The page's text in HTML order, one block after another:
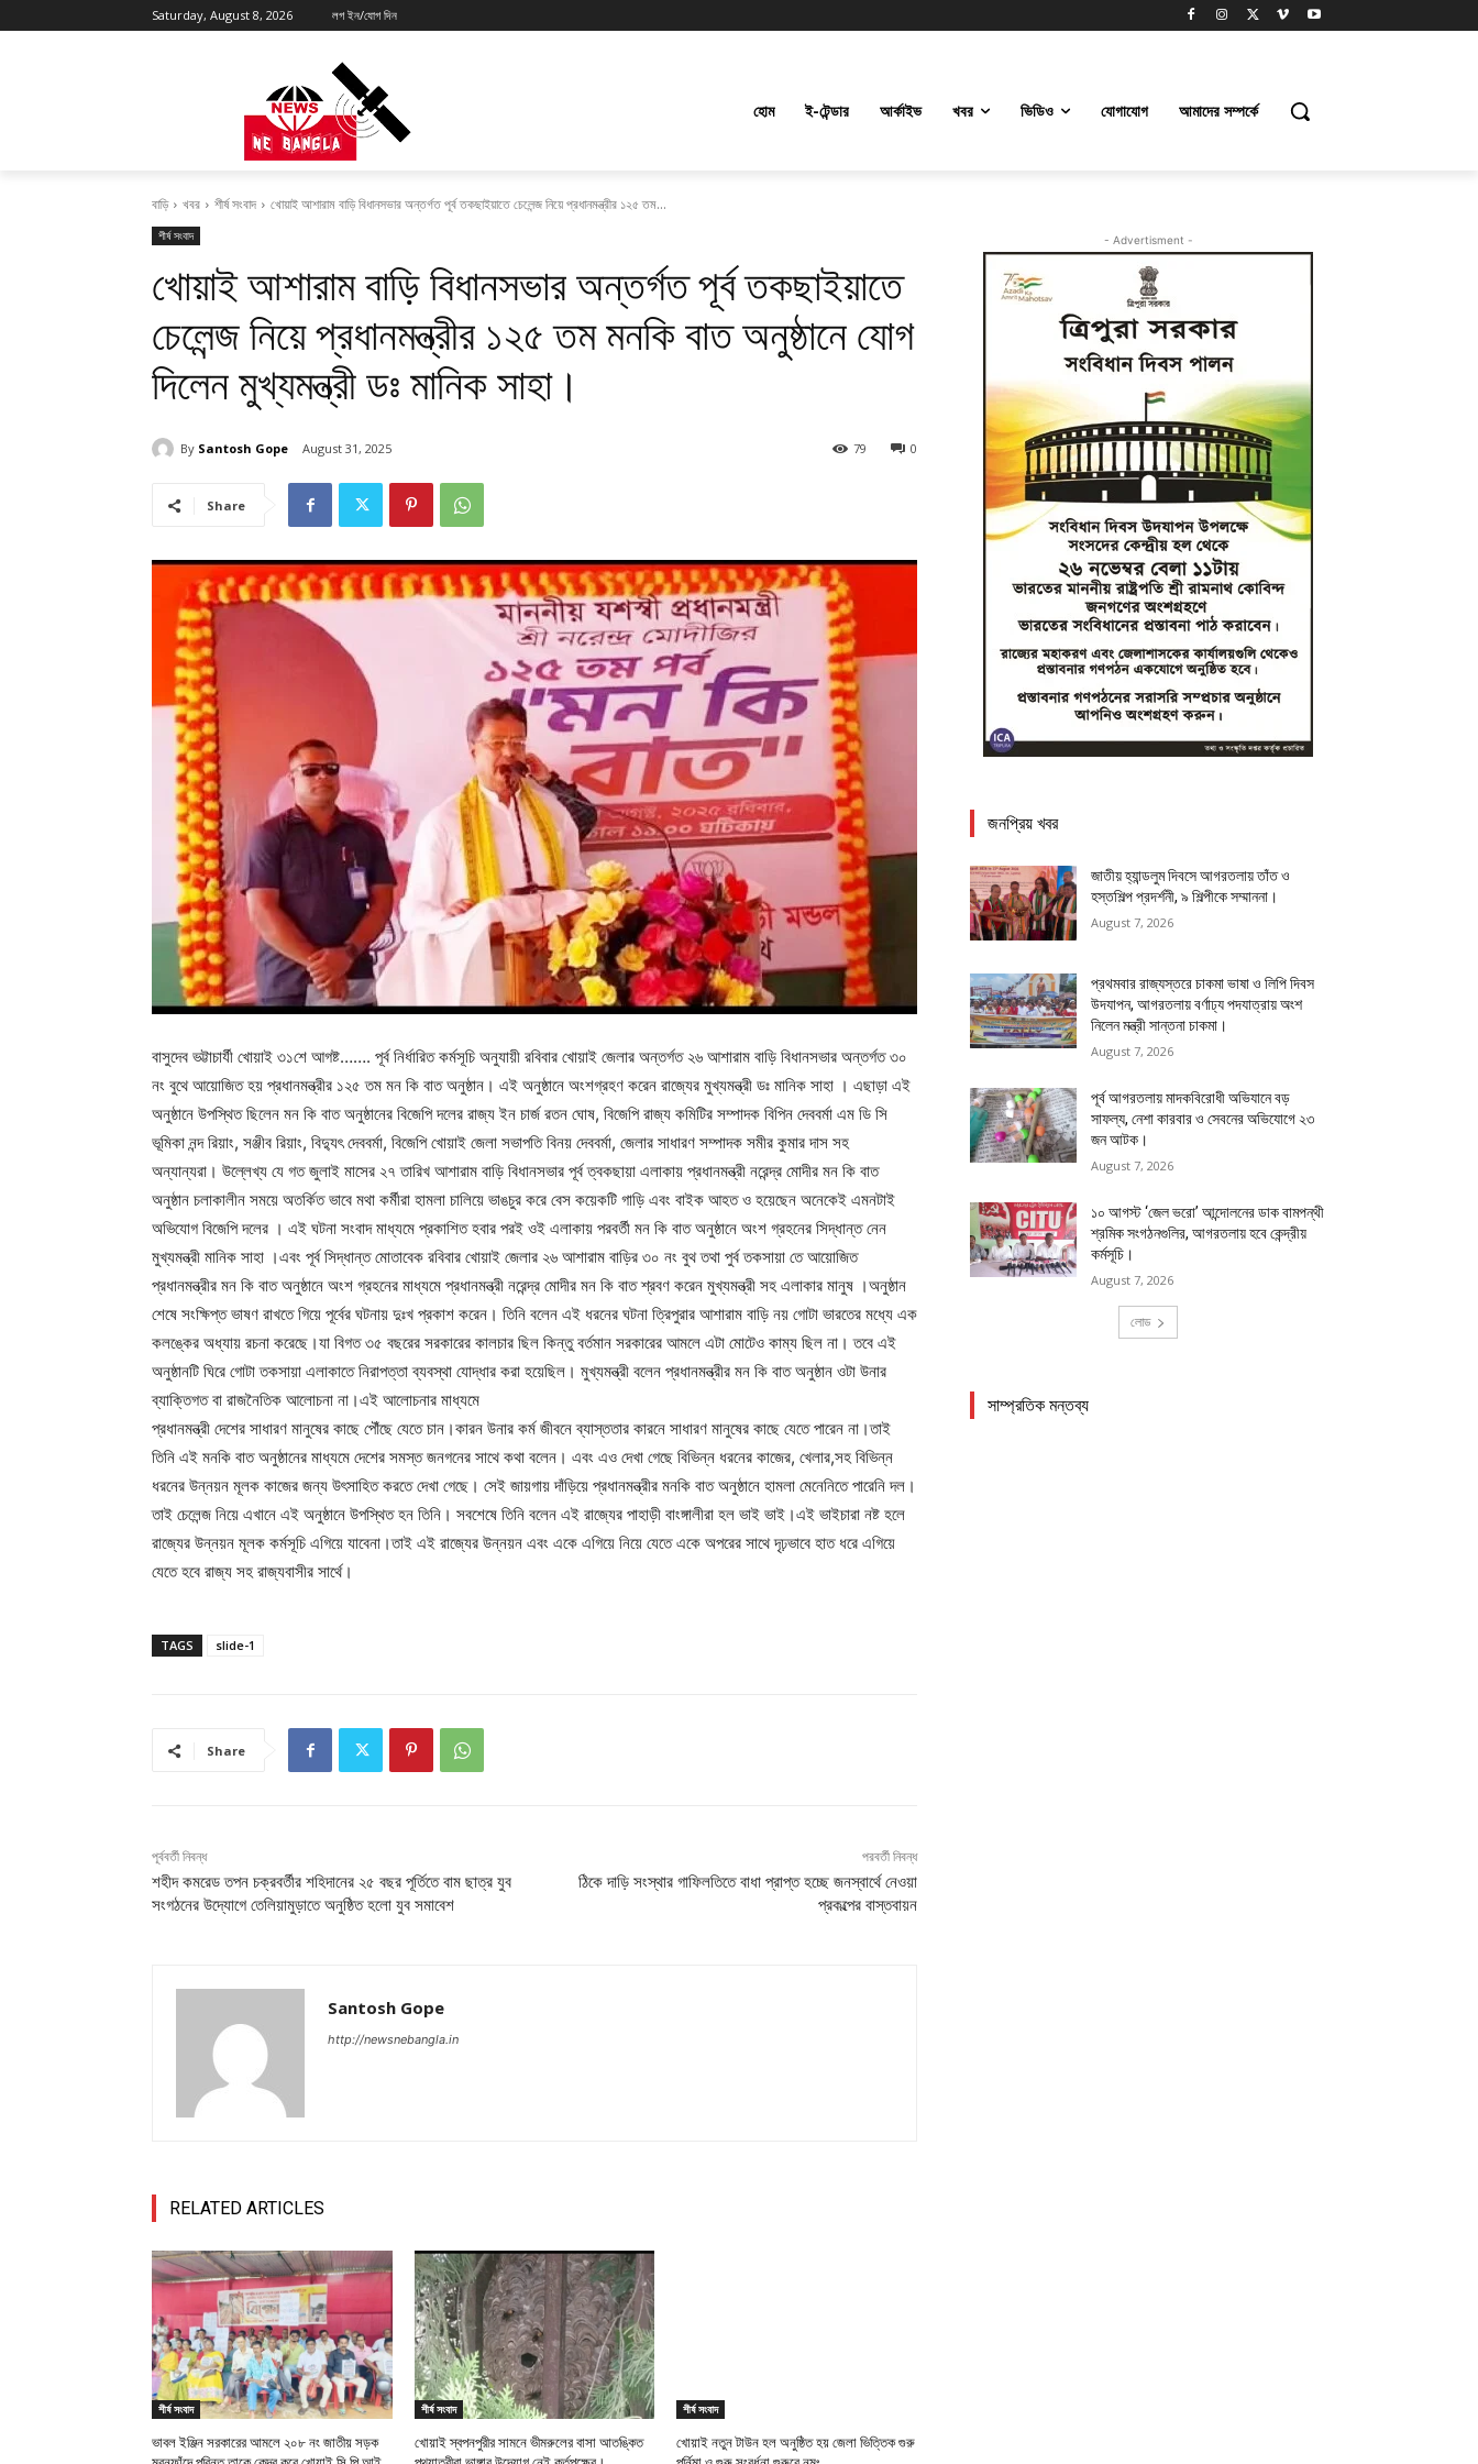
Saturday, August 8, 2026 লগ ইন/যোগ দিন
হোম ই-টেন্ডার আর্কাইভ খবর ভিডিও যোগাযোগ আমাদের সম্পর্কে
বাড়ি খবর শীর্ষ সংবাদ খোয়াই আশারাম বাড়ি বিধানসভার অন্তর্গত পূর্ব তকছাইয়াতে চেলেন্জ নিয়ে প্রধানমন্ত্রীর ১২৫ তম...
শীর্ষ সংবাদ
খোয়াই আশারাম বাড়ি বিধানসভার অন্তর্গত পূর্ব তকছাইয়াতে
চেলেন্জ নিয়ে প্রধানমন্ত্রীর ১২৫ তম মনকি বাত অনুষ্ঠানে যোগ
দিলেন মুখ্যমন্ত্রী ডঃ মানিক সাহা।
By Santosh Gope August 31, 2025 0
79
Share
বাসুদেব ভট্টাচার্যী খোয়াই ৩১শে আগষ্ট……. পূর্ব নির্ধারিত কর্মসূচি অনুযায়ী রবিবার খোয়াই জেলার অন্তর্গত ২৬ আশারাম বাড়ি বিধানসভার অন্তর্গত ৩০
নং বুথে আয়োজিত হয় প্রধানমন্ত্রীর ১২৫ তম মন কি বাত অনুষ্ঠান। এই অনুষ্ঠানে অংশগ্রহণ করেন রাজ্যের মুখ্যমন্ত্রী ডঃ মানিক সাহা । এছাড়া এই
অনুষ্ঠানে উপস্থিত ছিলেন মন কি বাত অনুষ্ঠানের বিজেপি দলের রাজ্য ইন চার্জ রতন ঘোষ, বিজেপি রাজ্য কমিটির সম্পাদক বিপিন দেববর্মা এম ডি সি
ভূমিকা নন্দ রিয়াং, সঞ্জীব রিয়াং, বিদ্যুৎ দেববর্মা, বিজেপি খোয়াই জেলা সভাপতি বিনয় দেববর্মা, জেলার সাধারণ সম্পাদক সমীর কুমার দাস সহ
অন্যান্যরা। উল্লেখ্য যে গত জুলাই মাসের ২৭ তারিখ আশারাম বাড়ি বিধানসভার পূর্ব ত্বকছায়া এলাকায় প্রধানমন্ত্রী নরেন্দ্র মোদীর মন কি বাত
অনুষ্ঠান চলাকালীন সময়ে অতর্কিত ভাবে মথা কর্মীরা হামলা চালিয়ে ভাঙচুর করে বেস কয়েকটি গাড়ি এবং বাইক আহত ও হয়েছেন অনেকেই এমনটাই
অভিযোগ বিজেপি দলের । এই ঘটনা সংবাদ মাধ্যমে প্রকাশিত হবার পরই ওই এলাকায় পরবর্তী মন কি বাত অনুষ্ঠানে অংশ গ্রহনের সিদ্ধান্ত নেন
মুখ্যমন্ত্রী মানিক সাহা ।এবং পূর্ব সিদ্ধান্ত মোতাবেক রবিবার খোয়াই জেলার ২৬ আশারাম বাড়ির ৩০ নং বুথ তথা পুর্ব তকসায়া তে আয়োজিত
প্রধানমন্ত্রীর মন কি বাত অনুষ্ঠানে অংশ গ্রহনের মাধ্যমে প্রধানমন্ত্রী নরেন্দ্র মোদীর মন কি বাত শ্রবণ করেন মুখ্যমন্ত্রী সহ এলাকার মানুষ ।অনুষ্ঠান
শেষে সংক্ষিপ্ত ভাষণ রাখতে গিয়ে পূর্বের ঘটনায় দুঃখ প্রকাশ করেন। তিনি বলেন এই ধরনের ঘটনা ত্রিপুরার আশারাম বাড়ি নয় গোটা ভারতের মধ্যে এক
কলঙ্কের অধ্যায় রচনা করেছে।যা বিগত ৩৫ বছরের সরকারের কালচার ছিল কিন্তু বর্তমান সরকারের আমলে এটা মোটেও কাম্য ছিল না। তবে এই
অনুষ্ঠানটি ঘিরে গোটা তকসায়া এলাকাতে নিরাপত্তা ব্যবস্থা যোদ্ধার করা হয়েছিল। মুখ্যমন্ত্রী বলেন প্রধানমন্ত্রীর মন কি বাত অনুষ্ঠান ওটা উনার
ব্যাক্তিগত বা রাজনৈতিক আলোচনা না।এই আলোচনার মাধ্যমে
প্রধানমন্ত্রী দেশের সাধারণ মানুষের কাছে পৌঁছে যেতে চান।কারন উনার কর্ম জীবনে ব্যাস্ততার কারনে সাধারণ মানুষের কাছে যেতে পারেন না।তাই
তিনি এই মনকি বাত অনুষ্ঠানের মাধ্যমে দেশের সমস্ত জনগনের সাথে কথা বলেন। এবং এও দেখা গেছে বিভিন্ন ধরনের কাজের, খেলার,সহ বিভিন্ন
ধরনের উন্নয়ন মূলক কাজের জন্য উৎসাহিত করতে দেখা গেছে। সেই জায়গায় দাঁড়িয়ে প্রধানমন্ত্রীর মনকি বাত অনুষ্ঠানে হামলা মেনেনিতে পারেনি দল।
তাই চেলেন্জ নিয়ে এখানে এই অনুষ্ঠানে উপস্থিত হন তিনি। সবশেষে তিনি বলেন এই রাজ্যের পাহাড়ী বাংঙ্গালীরা হল ভাই ভাই।এই ভাইচারা নষ্ট হলে
রাজ্যের উন্নয়ন মূলক কর্মসূচি এগিয়ে যাবেনা।তাই এই রাজ্যের উন্নয়ন এবং একে এগিয়ে নিয়ে যেতে একে অপরের সাথে দৃঢ়ভাবে হাত ধরে এগিয়ে
যেতে হবে রাজ্য সহ রাজ্যবাসীর সার্থে।
TAGS slide-1
Share
পূর্ববর্তী নিবন্ধ
শহীদ কমরেড তপন চক্রবর্তীর শহিদানের ২৫ বছর পূর্তিতে বাম ছাত্র যুব
সংগঠনের উদ্যোগে তেলিয়ামুড়াতে অনুষ্ঠিত হলো যুব সমাবেশ
পরবর্তী নিবন্ধ
ঠিকে দাড়ি সংস্থার গাফিলতিতে বাধা প্রাপ্ত হচ্ছে জনস্বার্থে নেওয়া
প্রকল্পের বাস্তবায়ন
Santosh Gope
http://newsnebangla.in
RELATED ARTICLES
শীর্ষ সংবাদ
ভাবল ইঞ্জিন সরকারের আমলে ২০৮ নং জাতীয় সড়ক
শীর্ষ সংবাদ
খোয়াই স্বপনপুরীর সামনে ভীমরুলের বাসা আতঙ্কিত
শীর্ষ সংবাদ
খোয়াই নতুন টাউন হল অনুষ্ঠিত হয় জেলা ভিত্তিক গুরু
- Advertisment -
জনপ্রিয় খবর
জাতীয় হ্যান্ডলুম দিবসে আগরতলায় তাঁত ও
হস্তশিল্প প্রদর্শনী, ৯ শিল্পীকে সম্মাননা।
August 7, 2026
প্রথমবার রাজ্যস্তরে চাকমা ভাষা ও লিপি দিবস
উদযাপন, আগরতলায় বর্ণাঢ্য পদযাত্রায় অংশ
নিলেন মন্ত্রী সান্তনা চাকমা।
August 7, 2026
পূর্ব আগরতলায় মাদকবিরোধী অভিযানে বড়
সাফল্য, নেশা কারবার ও সেবনের অভিযোগে ২৩
জন আটক।
August 7, 2026
১০ আগস্ট ‘জেল ভরো’ আন্দোলনের ডাক বামপন্থী
শ্রমিক সংগঠনগুলির, আগরতলায় হবে কেন্দ্রীয়
কর্মসূচি।
August 7, 2026
লোড
সাম্প্রতিক মন্তব্য